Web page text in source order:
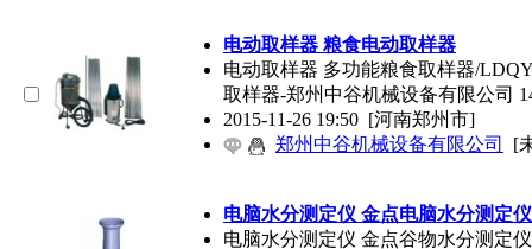
电动取样器 粮食电动取样器
电动取样器 多功能粮食取样器/
取样器-郑州中谷机械设备有限公司
2015-11-26 19:50 [河南郑州市]
郑州中谷机械设备有限公司
[
电脑水分测定仪 金点电脑水分测定仪
电脑水分测定仪 金点谷物水分测定